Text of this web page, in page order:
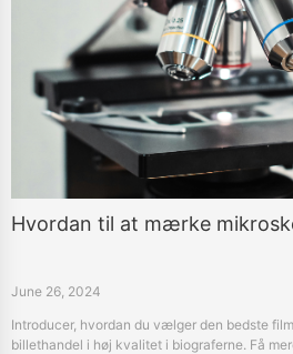
Hvordan til at mærke
June 26, 2024
Introducer, hvordan du vælger den bedste
billethandel i høj kvalitet i biograferne. Få